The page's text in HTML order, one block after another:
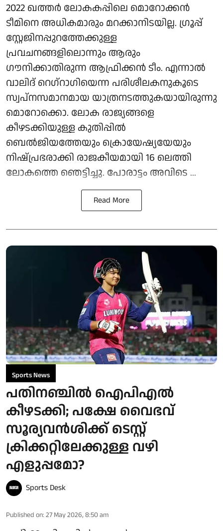
2022 ഖത്തർ ലോകകപ്പിലെ മൊറോക്കൻ
ടീമിനെ അധികമാരും മറക്കാനിടയില്ല. ​ഗ്രൂപ്പ്
സ്റ്റേജിനപ്പുറത്തേക്കുള്ള
പ്രവചനങ്ങളിലൊന്നും ആരും ​
ഗൗനിക്കാതിരുന്ന ആഫ്രിക്കൻ ടീം. എന്നാൽ
വാലിദ് റെ​ഗ്റാ​ഗിയെന്ന പരിശീലകനുകൂടെ
സ്വപ്നസമാനമായ യാത്രനടത്തുകയായിരുന്നു
മൊറോക്കൊ. ലോക രാജ്യങ്ങളെ
കീഴടക്കിയുള്ള കുതിപ്പിൽ
ബെൽജിയത്തേയും ക്രൊയേഷ്യയേയും
നിഷ്പ്രഭരാക്കി രാജകീയമായി ​16 ലെത്തി
ലോകത്തെ ഞെട്ടിച്ചു. പോരാട്ടം അവിടെ ...
Read More
Sports News
പതിനഞ്ചില്‍ ഐപിഎല്‍
കീഴടക്കി; പക്ഷേ വൈഭവ്
സൂര്യവൻശിക്ക് ടെസ്റ്റ്
ക്രിക്കറ്റിലേക്കുള്ള വഴി
എളുപ്പമോ?
Sports Desk
Published on: 27 May 2026, 8:50 am